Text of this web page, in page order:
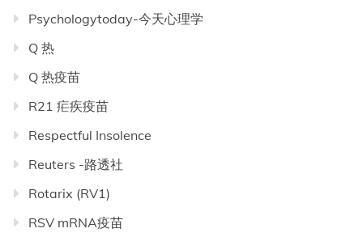
Psychologytoday-今天心理学
Q 热
Q 热疫苗
R21 疟疾疫苗
Respectful Insolence
Reuters -路透社
Rotarix (RV1)
RSV mRNA疫苗